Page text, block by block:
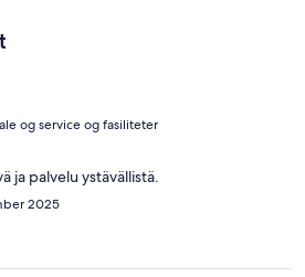
og service og fasiliteter
ja palvelu ystävällistä.
2025